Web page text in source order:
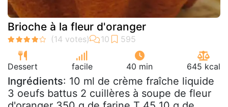
Brioche à la fleur d'oranger
Dessert facile 40 min 645 kcal
Ingrédients: 10 ml de crème fraîche liquide
3 oeufs battus 2 cuillères à soupe de fleur